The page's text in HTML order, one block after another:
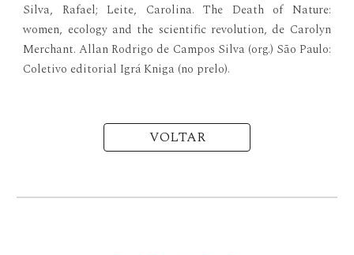
Silva, Rafael; Leite, Carolina. The Death of Nature:
women, ecology and the scientific revolution, de Carolyn
Merchant. Allan Rodrigo de Campos Silva (org.) São Paulo:
Coletivo editorial Igrá Kniga (no prelo).
VOLTAR